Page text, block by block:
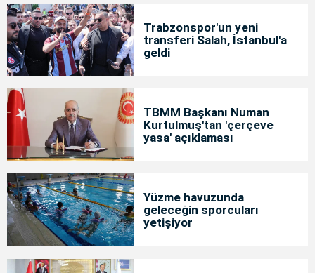
Trabzonspor'un yeni
transferi Salah, İstanbul'a
geldi
TBMM Başkanı Numan
Kurtulmuş'tan 'çerçeve
yasa' açıklaması
Yüzme havuzunda
geleceğin sporcuları
yetişiyor